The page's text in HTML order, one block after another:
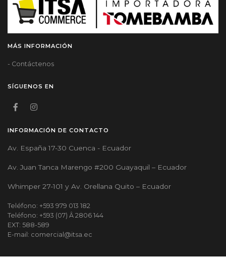
MÁS INFORMACIÓN
- Contáctenos
SÍGUENOS EN
INFORMACIÓN DE CONTACTO
Av. España 17-30 Cuenca - Ecuador
Av. Juan Tanca Marengo #200 Guayaquil – Ecuador
Whimper 27-101 y Av. Orellana Quito – Ecuador
Teléfono: +593 979 013 182
Teléfono: +593 (07) Â 2806 144
EXT: 588-589
E-mail: comercial@itsa.ec